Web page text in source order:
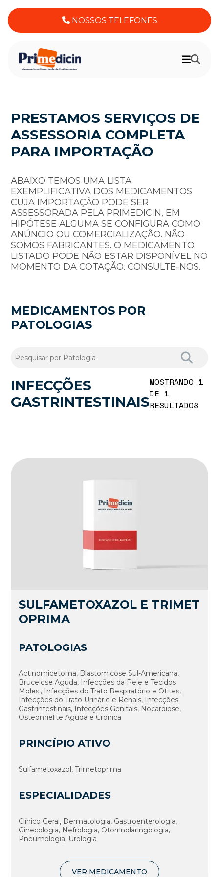
NOSSOS TELEFONES
PRESTAMOS SERVIÇOS DE
ASSESSORIA COMPLETA
PARA IMPORTAÇÃO
ABAIXO TEMOS UMA LISTA
EXEMPLIFICATIVA DOS MEDICAMENTOS
CUJA IMPORTAÇÃO PODE SER
ASSESSORADA PELA PRIMEDICIN, EM
HIPÓTESE ALGUMA SE CONFIGURA COMO
ANÚNCIO OU COMERCIALIZAÇÃO. NÃO
SOMOS FABRICANTES. O MEDICAMENTO
LISTADO PODE NÃO ESTAR DISPONÍVEL NO
MOMENTO DA COTAÇÃO. CONSULTE-NOS.
MEDICAMENTOS POR
PATOLOGIAS
INFECÇÕES
GASTRINTESTINAIS
MOSTRANDO 1
DE 1
RESULTADOS
SULFAMETOXAZOL E TRIMET
OPRIMA
PATOLOGIAS
Actinomicetoma, Blastomicose Sul-Americana,
Brucelose Aguda, Infecções da Pele e Tecidos
Moles:, Infecções do Trato Respiratório e Otites,
Infecções do Trato Urinário e Renais, Infecções
Gastrintestinais, Infecções Genitais, Nocardiose,
Osteomielite Aguda e Crônica
PRINCÍPIO ATIVO
Sulfametoxazol, Trimetoprima
ESPECIALIDADES
Clí­nico Geral, Dermatologia, Gastroenterologia,
Ginecologia, Nefrologia, Otorrinolaringologia,
Pneumologia, Urologia
VER MEDICAMENTO